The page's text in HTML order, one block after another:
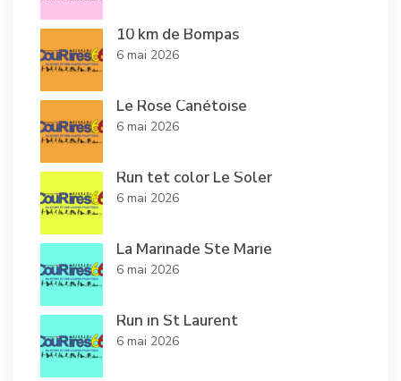
10 km de Bompas
6 mai 2026
Le Rose Canétoise
6 mai 2026
Run tet color Le Soler
6 mai 2026
La Marinade Ste Marie
6 mai 2026
Run in St Laurent
6 mai 2026